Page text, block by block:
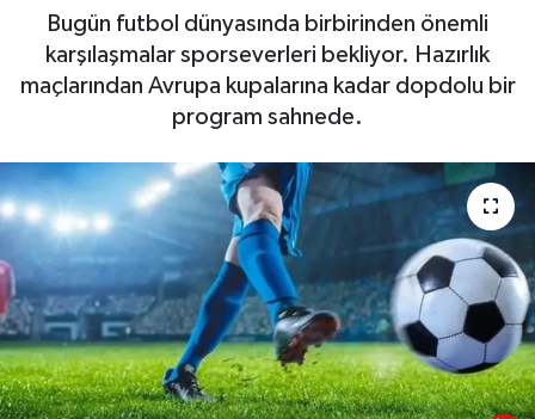
Bugün futbol dünyasında birbirinden önemli
karşılaşmalar sporseverleri bekliyor. Hazırlık
maçlarından Avrupa kupalarına kadar dopdolu bir
program sahnede.